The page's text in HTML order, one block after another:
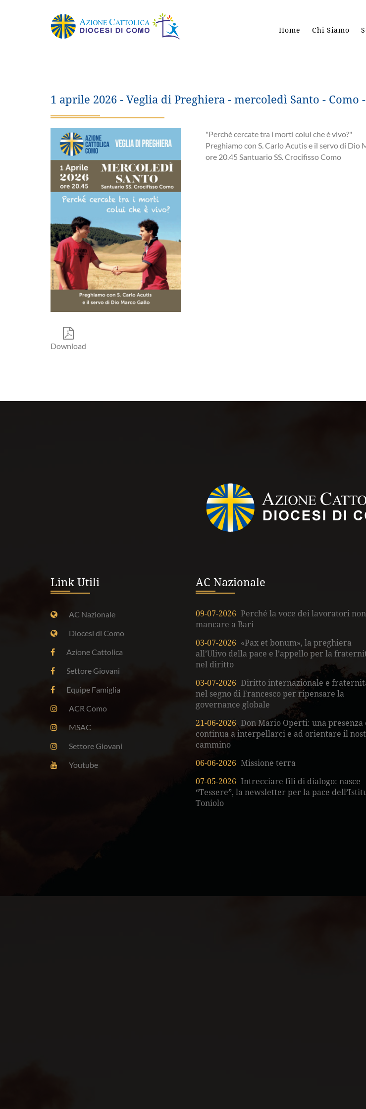
Home Chi Siamo
1 aprile 2026 - Veglia di Preghiera - mercoledì Santo - Como
"Perchè cercate tra i morti colui che è vivo?"
Preghiamo con S. Carlo Acutis e il servo di Dio
ore 20.45 Santuario SS. Crocifisso Como
Download
Link Utili
AC Nazionale
Diocesi di Como
Azione Cattolica
Settore Giovani
Equipe Famiglia
ACR Como
MSAC
Settore Giovani
Youtube
AC Nazionale
09-07-2026 Perché la voce dei lavoratori
mancare a Bari
03-07-2026 «Pax et bonum», la preghiera
all’Ulivo della pace e l’appello per la
nel diritto
03-07-2026 Diritto internazionale e
nel segno di Francesco per ripensare la
governance globale
21-06-2026 Don Mario Operti: una presenza
continua a interpellarci e ad orientare il
cammino
06-06-2026 Missione terra
07-05-2026 Intrecciare fili di dialogo: nasce
“Tessere”, la newsletter per la pace
Toniolo